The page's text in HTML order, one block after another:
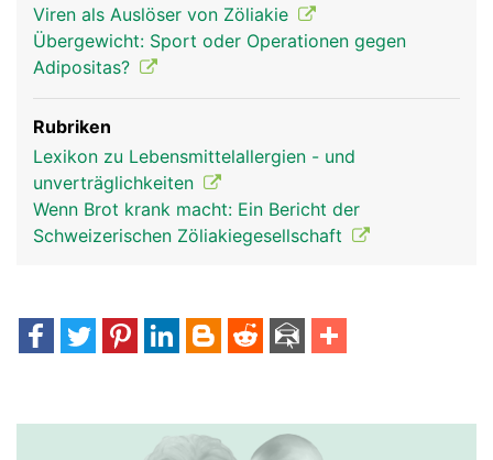
Viren als Auslöser von Zöliakie
Übergewicht: Sport oder Operationen gegen
Adipositas?
Rubriken
Lexikon zu Lebensmittelallergien - und
unverträglichkeiten
Wenn Brot krank macht: Ein Bericht der
Schweizerischen Zöliakiegesellschaft